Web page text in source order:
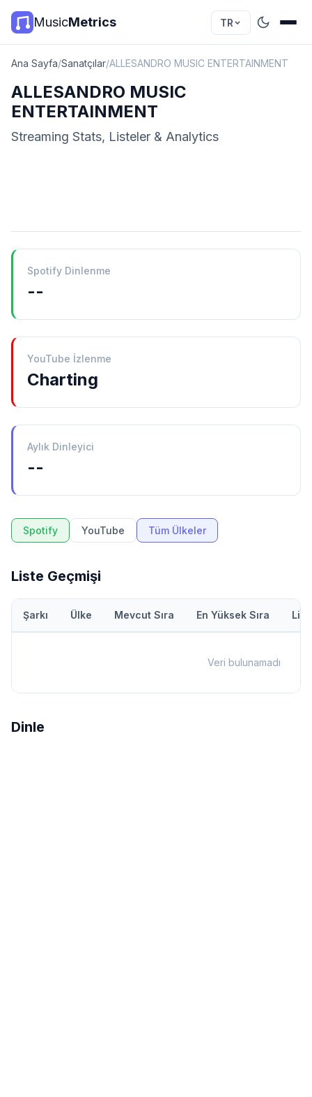
MusicMetrics TR
Ana Sayfa/Sanatçılar/ALLESANDRO MUSIC ENTERTAINMENT
ALLESANDRO MUSIC
ENTERTAINMENT
Streaming Stats, Listeler & Analytics
Spotify Dinlenme
--
YouTube İzlenme
Charting
Aylık Dinleyici
--
Spotify YouTube Tüm Ülkeler
Liste Geçmişi
Şarkı Ülke Mevcut Sıra En Yüksek Sıra
Veri bulunamadı
Dinle